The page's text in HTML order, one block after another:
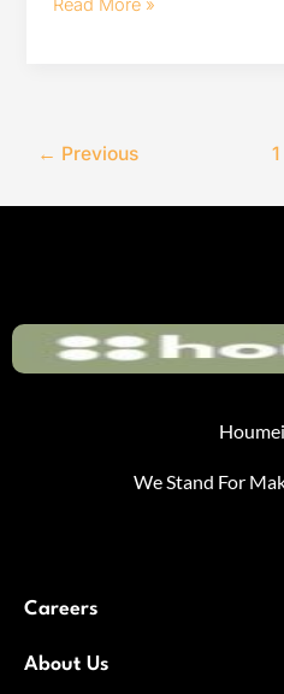
Read More »
← Previous 1
We Stand For
Careers
About Us